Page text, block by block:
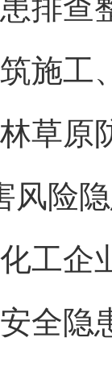
排查
施工
草原
风险
工企
全隐